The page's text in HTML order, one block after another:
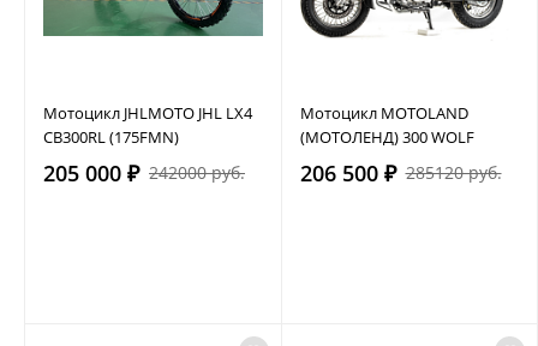
Мотоцикл JHLMOTO JHL LX4
CB300RL (175FMN)
205 000 ₽ 242000 руб.
Мотоцикл MOTOLAND
(МОТОЛЕНД) 300 WOLF
206 500 ₽ 285120 руб.